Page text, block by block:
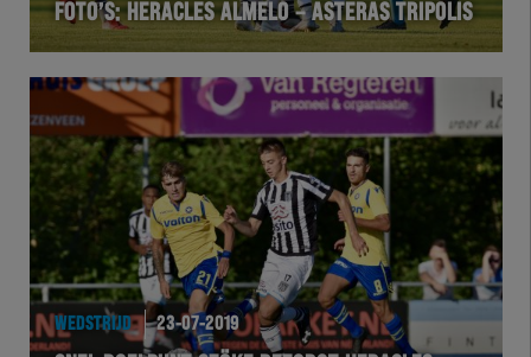
FOTO’S: HERACLES ALMELO – ASTERAS TRIPOLIS
WEDSTRIJD 23-07-2019